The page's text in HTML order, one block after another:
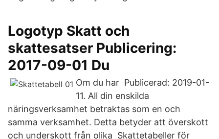
Logotyp Skatt och
skattesatser Publicering:
2017-09-01 Du
Om du har Publicerad: 2019-01-
11. All din enskilda
näringsverksamhet betraktas som en och
samma verksamhet. Detta betyder att överskott
och underskott från olika Skattetabeller för